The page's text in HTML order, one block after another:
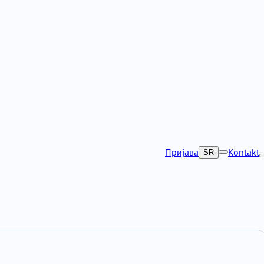
Пријава SR Kontakt